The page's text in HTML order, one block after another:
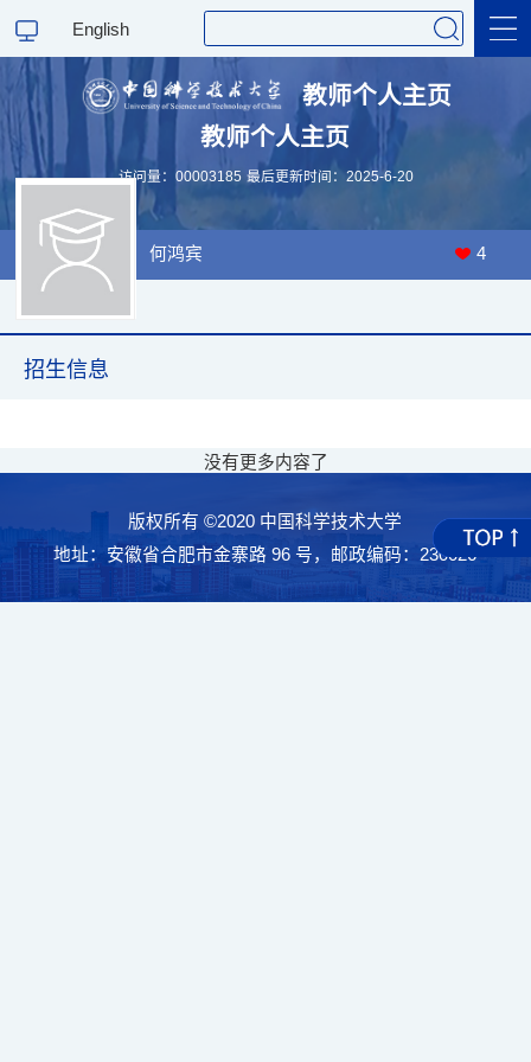
English
教师个人主页
教师个人主页
访问量： 00003185 最后更新时间： 2025-6-20
何鸿宾 4
招生信息
没有更多内容了
版权所有 ©2020 中国科学技术大学
地址：安徽省合肥市金寨路 96 号，邮政编码：230026